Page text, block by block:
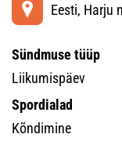
Eesti, Harju
Sündmuse tüüp
Liikumispäev
Spordialad
Kõndimine